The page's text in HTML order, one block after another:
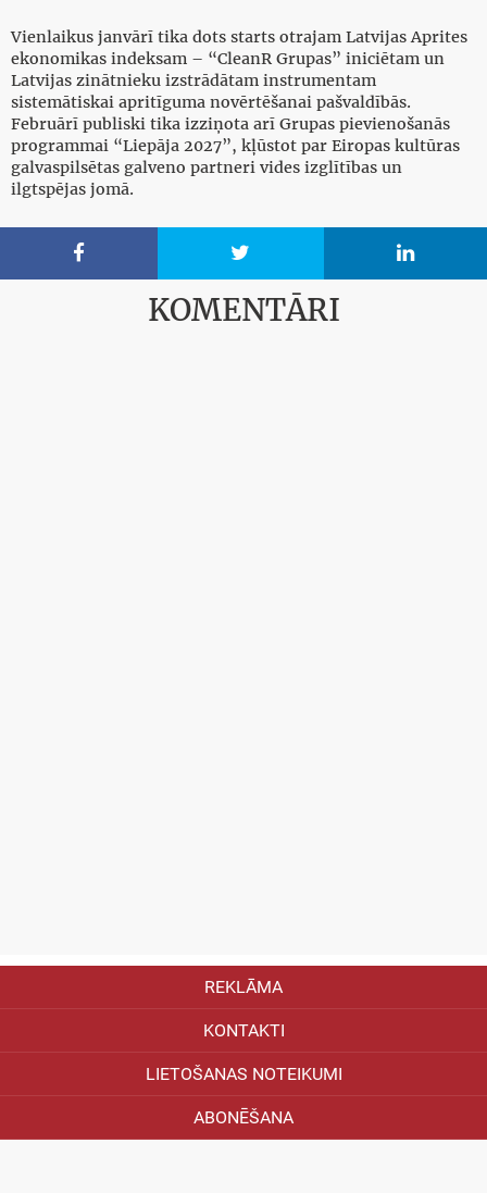
Vienlaikus janvārī tika dots starts otrajam Latvijas Aprites
ekonomikas indeksam – “CleanR Grupas” iniciētam un
Latvijas zinātnieku izstrādātam instrumentam
sistemātiskai apritīguma novērtēšanai pašvaldībās.
Februārī publiski tika izziņota arī Grupas pievienošanās
programmai “Liepāja 2027”, kļūstot par Eiropas kultūras
galvaspilsētas galveno partneri vides izglītības un
ilgtspējas jomā.
  
KOMENTĀRI
REKLĀMA
KONTAKTI
LIETOŠANAS NOTEIKUMI
ABONĒŠANA